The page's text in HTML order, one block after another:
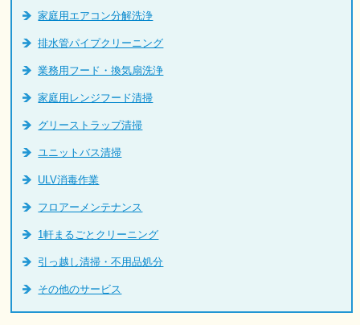
家庭用エアコン分解洗浄
排水管パイプクリーニング
業務用フード・換気扇洗浄
家庭用レンジフード清掃
グリーストラップ清掃
ユニットバス清掃
ULV消毒作業
フロアーメンテナンス
1軒まるごとクリーニング
引っ越し清掃・不用品処分
その他のサービス